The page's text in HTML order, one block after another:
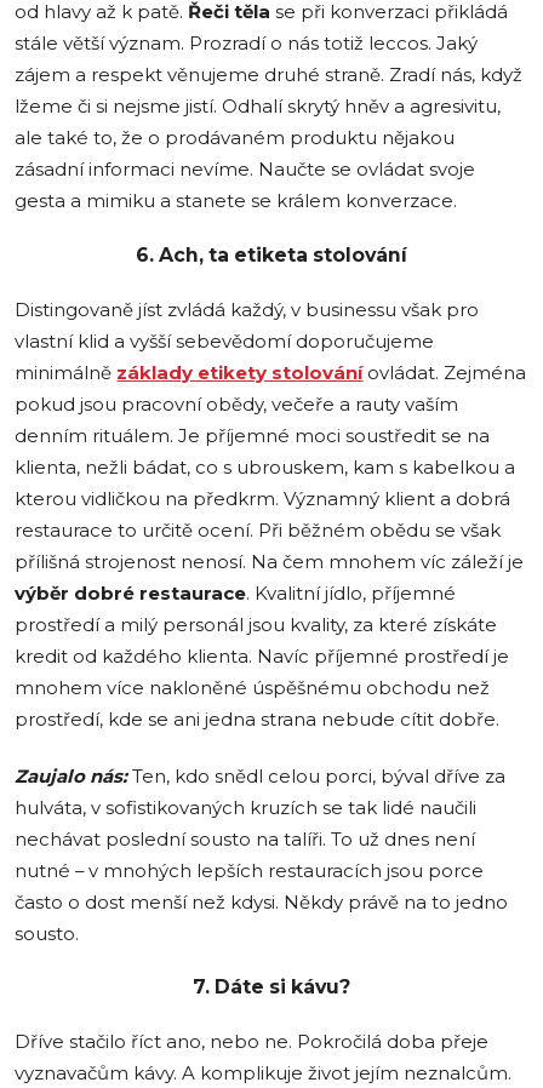
od hlavy až k patě. Řeči těla se při konverzaci přikládá
stále větší význam. Prozradí o nás totiž leccos. Jaký
zájem a respekt věnujeme druhé straně. Zradí nás, když
lžeme či si nejsme jistí. Odhalí skrytý hněv a agresivitu,
ale také to, že o prodávaném produktu nějakou
zásadní informaci nevíme. Naučte se ovládat svoje
gesta a mimiku a stanete se králem konverzace.
6. Ach, ta etiketa stolování
Distingovaně jíst zvládá každý, v businessu však pro
vlastní klid a vyšší sebevědomí doporučujeme
minimálně základy etikety stolováníovládat. Zejména
pokud jsou pracovní obědy, večeře a rauty vaším
denním rituálem. Je příjemné moci soustředit se na
klienta, nežli bádat, co s ubrouskem, kam s kabelkou a
kterou vidličkou na předkrm. Významný klient a dobrá
restaurace to určitě ocení. Při běžném obědu se však
přílišná strojenost nenosí. Na čem mnohem víc záleží je
výběr dobré restaurace. Kvalitní jídlo, příjemné
prostředí a milý personál jsou kvality, za které získáte
kredit od každého klienta. Navíc příjemné prostředí je
mnohem více nakloněné úspěšnému obchodu než
prostředí, kde se ani jedna strana nebude cítit dobře.
Zaujalo nás:Ten, kdo snědl celou porci, býval dříve za
hulváta, v sofistikovaných kruzích se tak lidé naučili
nechávat poslední sousto na talíři. To už dnes není
nutné – v mnohých lepších restauracích jsou porce
často o dost menší než kdysi. Někdy právě na to jedno
sousto.
7. Dáte si kávu?
Dříve stačilo říct ano, nebo ne. Pokročilá doba přeje
vyznavačům kávy. A komplikuje život jejím neznalcům.